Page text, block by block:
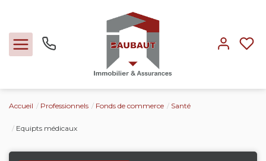
Locations
Accueil Professionnels Fonds de commerce Santé
Equipts médicaux